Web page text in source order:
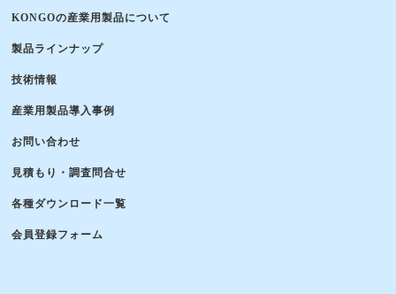
KONGOの産業用製品について
製品ラインナップ
技術情報
産業用製品導入事例
お問い合わせ
見積もり・調査問合せ
各種ダウンロード一覧
会員登録フォーム